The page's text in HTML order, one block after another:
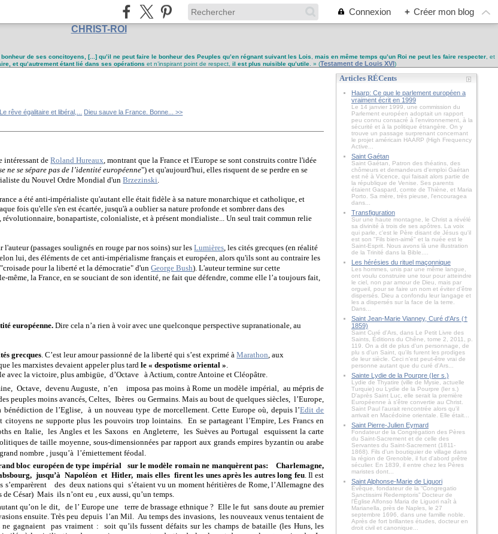
Connexion + Créer mon blog
CHRIST-ROI
de ses concitoyens, [...] qu’il ne peut faire le bonheur des Peuples qu’en régnant suivant les Lois mais en même temps qu’un Roi ne peut les faire respecter, et
et qu’autrement étant lié dans ses opérations et n’inspirant point de respect, il est plus nuisible qu’utile . » (Testament de Louis XVI)
rêve égalitaire et libéral,... Dieu sauve la France. Bonne... >>
intéressant de Roland Hureaux , montrant que la France et l'Europe se sont construits contre l'idée
ne se sépare pas de l’identité européenne") et qu'aujourd'hui, elles risquent de se perdre en se
du Nouvel Ordre Mondial d'un Brzezinski
a été anti-impérialiste qu'autant elle était fidèle à sa nature monarchique et catholique, et
fois qu'elle s'en est écartée, jusqu'à a oublier sa nature profonde et sombrer dans des
révolutionnaire, bonapartiste, colonialiste, et à présent mondialiste... Un seul trait commun relie
(passages soulignés en rouge par nos soins) sur les Lumières , les cités grecques (en réalité
lui, des éléments de cet anti-impérialisme français et européen, alors qu'ils sont au contraire les
pour la liberté et la démocratie" d'un George Bush). L'auteur termine sur cette
même, la France, en se souciant de son identité, ne fait que défendre, comme elle l’a toujours fait,
européenne. Dire cela n’a rien à voir avec une quelconque perspective supranationale, au
grecques . C’est leur amour passionné de la liberté qui s’est exprimé à Marathon , aux
les marxistes devaient appeler plus tardle « despotisme oriental »
avec la victoire, plus ambigüe,
d’Octave
à Actium, contre Antoine et Cléopâtre.
Octave, devenu Auguste, n’en imposa pas moins à Rome un modèle impérial,
au mépris de
peuples moins avancés, Celtes, Ibères ou Germains. Mais au bout de quelques siècles, l’Europe,
bénédiction de l’Eglise, à un nouveau type de morcellement. Cette Europe où, depuis l’Edit de
citoyens ne supporte plus les pouvoirs trop lointains.
En se partageant l’Empire, Les Francs en
en Italie,
les Angles et les Saxons en Angleterre, les Suèves au Portugal
esquissent la carte
de taille moyenne, sous-dimensionnées par rapport aux grands empires byzantin ou arabe
nombre , jusqu’à l’émiettement féodal.
bloc européen de type impérial sur le modèle romain ne manquèrent pas:
Charlemagne,
jusqu’à Napoléon et Hitler, mais elles firent les unes après les autres long feu. Il est
des deux nations qui s’étaient vu un moment héritières de Rome, l’Allemagne des
de César) Mais ils n’ont eu , eux aussi, qu’un temps.
qu’on le dit, de l’ Europe une terre de brassage ethnique ? Elle le fut sans doute au premier
ensuite. Très peu depuis l’an Mil. Au temps des invasions, les nouveaux venus tentaient de
gagnaient pas vraiment :
soit qu’ils fussent défaits sur les champs de bataille (les Huns, les
Articles RÉCents
Haarp: Ce que le parlement européen a
vraiment écrit en 1999
Le 14 janvier 1999, une commission du
Parlement européen adoptait un rapport
peu connu consacré à l'environnement, à la
sécurité et à la politique étrangère. On y
trouve un passage surprenant concernant
le projet américain HAARP (High Frequency
Active...
Saint Gaétan
Saint Gaétan, Patron des théatins, des
chômeurs et demandeurs d'emploi Gaétan
est né à Vicence, qui faisait alors partie de
la république de Venise. Ses parents
étaient Gaspard, comte de Thiène, et Maria
Porto. Sa mère, très pieuse, l'encouragea
dans...
Transfiguration
Sur une haute montagne, le Christ a révélé
sa divinité à trois de ses apôtres. La voix
qui parle, c'est le Père disant de Jésus qu'il
est son "Fils bien-aimé" et la nuée est le
Saint-Esprit. Nous avons là une illustration
de la Trinité dans la Bible....
Les hérésies du rituel maçonnique
Les hommes, unis par une même langue,
ont voulu construire une tour pour atteindre
le ciel, non par amour de Dieu, mais par
orgueil, pour se faire un nom et éviter d’être
dispersés. Dieu a confondu leur langage et
les a dispersés sur la face de la terre.
Dans...
Saint Jean-Marie Vianney, Curé d'Ars (†
1859)
Saint Curé d'Ars, dans Le Petit Livre des
Saints, Éditions du Chêne, tome 2, 2011, p.
119. On a dit de plus d'un personnage, de
plu s d'un Saint, qu'ils furent les prodiges
de leur siècle. Ceci n'est peut-être vrai de
personne autant que du curé d'Ars...
Sainte Lydie de la Pourpre (Ier s.)
Lydie de Thyatire (ville de Mysie, actuelle
Turquie) ou Lydie de la Pourpre (Ier s.)
D'après Saint Luc, elle serait la première
Européenne à s'être convertie au Christ.
Saint Paul l'aurait rencontrée alors qu'il
arrivait en Macédoine orientale. Elle était...
Saint Pierre-Julien Eymard
Fondateur de la Congrégation des Pères
du Saint-Sacrement et de celle des
Servantes du Saint-Sacrement (1811-
1868). Fils d'un boutiquier de village dans
la région de Grenoble, il fut d'abord prêtre
séculier. En 1839, il entre chez les Pères
maristes dont...
Saint Alphonse-Marie de Liguori
Évêque, fondateur de la “Congregatio
Sanctissimi Redemptoris” Docteur de
l'Église Alfonso Maria de Liguori naît à
Marianella, près de Naples, le 27
septembre 1696, dans une famille noble.
Après de fort brillantes études, docteur en
droit civil et canonique...